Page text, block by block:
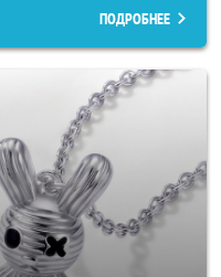
ПОДРОБНЕЕ